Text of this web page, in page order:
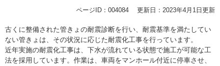
ページID：004084 更新日：2023年4月1日更新
古くに整備された管きょの耐震診断を行い、耐震基準を満たしてい
ない管きょは、その状況に応じた耐震化工事を行っています。
近年実施の耐震化工事は、下水が流れている状態で施工が可能な工
法を採用しています。作業は、車両をマンホール付近に停車させ、